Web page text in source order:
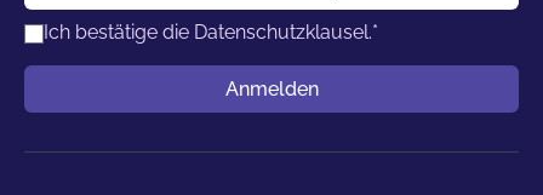
Ich bestätige die Datenschutzklausel.*
Anmelden